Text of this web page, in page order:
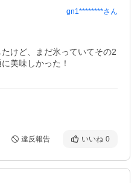
gn1********さん
けど、まだ氷っていてその2
美味しかった！
違反報告 いいね 0